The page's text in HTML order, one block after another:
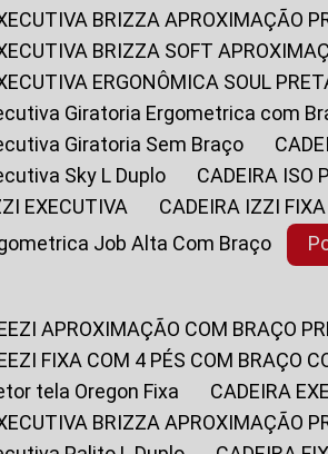
BRIZZA APROXIMAÇÃO
BRIZZA SOFT
ERGONÔMICA SOUL
Giratoria Ergometrica com
Giratoria Sem Braço
Sky L Duplo
CADEIRA
EXECUTIVA
CADEIRA IZZI
Job Alta Com Braço
APROXIMAÇÃO COM BRAÇO
FIXA COM 4 PÉS COM BRAÇO
tela Oregon Fixa
CADEIRA
BRIZZA APROXIMAÇÃO